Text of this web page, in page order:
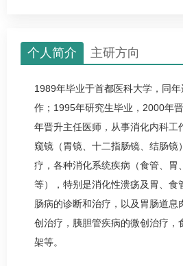
个人简介 主研方向
1989年毕业于首都医科大学，同
作；1995年研究生毕业，2000年
年晋升主任医师，从事消化内科工
窥镜（胃镜、十二指肠镜、结肠镜
疗，各种消化系统疾病（食管、胃
等），特别是消化性溃疡及胃、食
肠病的诊断和治疗，以及胃肠道息
创治疗，胰胆管疾病的微创治疗，
架等。